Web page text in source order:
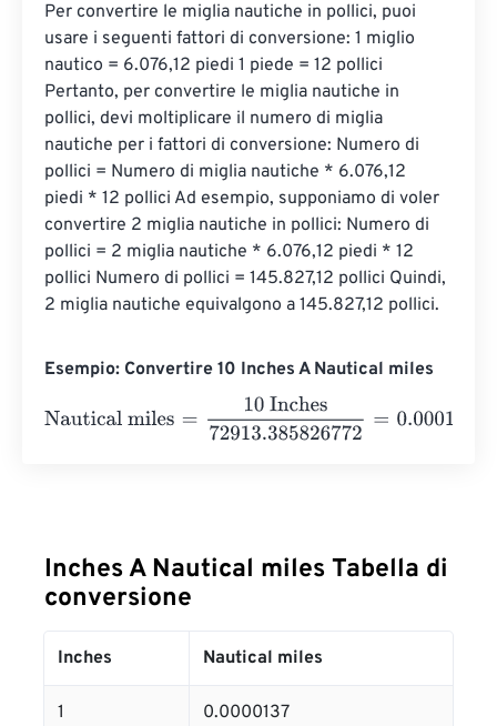
Per convertire le miglia nautiche in pollici, puoi
usare i seguenti fattori di conversione: 1 miglio
nautico = 6.076,12 piedi 1 piede = 12 pollici
Pertanto, per convertire le miglia nautiche in
pollici, devi moltiplicare il numero di miglia
nautiche per i fattori di conversione: Numero di
pollici = Numero di miglia nautiche * 6.076,12
piedi * 12 pollici Ad esempio, supponiamo di voler
convertire 2 miglia nautiche in pollici: Numero di
pollici = 2 miglia nautiche * 6.076,12 piedi * 12
pollici Numero di pollici = 145.827,12 pollici Quindi,
2 miglia nautiche equivalgono a 145.827,12 pollici.
Esempio: Convertire 10 Inches A Nautical miles
Nautical miles
72913.385826772 =0.0001371
Inches A Nautical miles Tabella di
conversione
Inches Nautical miles
1 0.0000137